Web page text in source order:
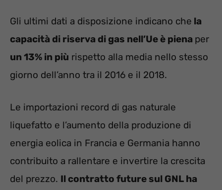
Gli ultimi dati a disposizione indicano che la
capacità di riserva di gas nell’Ue è piena per
un 13% in più rispetto alla media nello stesso
giorno dell’anno tra il 2016 e il 2018.
Le importazioni record di gas naturale
liquefatto e l’aumento della produzione di
energia eolica in Francia e Germania hanno
contribuito a rallentare e invertire la crescita
del prezzo. Il contratto future sul GNL ha